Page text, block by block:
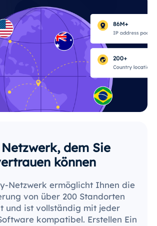
dem Sie
können
Netzwerk ermöglicht Ihnen die
von über 200 Standorten
und ist vollständig mit jeder
kompatibel. Erstellen Ein